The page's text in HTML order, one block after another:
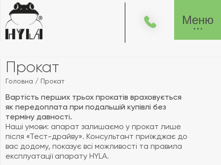
Меню
Прокат
Головна / Прокат
Вартість перших трьох прокатів враховується
як передоплата при подальшій купівлі без
терміну давності.
Наші умови: апарат залишаємо у прокат лише
після «Тест-драйву». Консультант приїжджає до
вас додому, показує всі можливості та правила
експлуатації апарату HYLA.